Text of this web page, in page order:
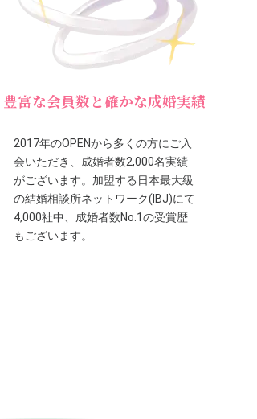
豊富な会員数と確かな成婚実績
2017年のOPENから多くの方にご入
会いただき、成婚者数2,000名実績
がございます。加盟する日本最大級
の結婚相談所ネットワーク(IBJ)にて
4,000社中、成婚者数No.1の受賞歴
もございます。